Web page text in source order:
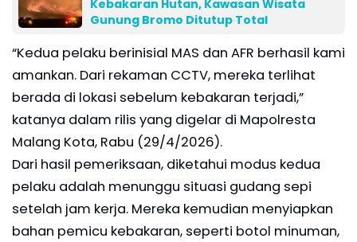
Kebakaran Hutan, Kawasan Wisata
Gunung Bromo Ditutup Total
“Kedua pelaku berinisial MAS dan AFR berhasil kami
amankan. Dari rekaman CCTV, mereka terlihat
berada di lokasi sebelum kebakaran terjadi,”
katanya dalam rilis yang digelar di Mapolresta
Malang Kota, Rabu (29/4/2026).
Dari hasil pemeriksaan, diketahui modus kedua
pelaku adalah menunggu situasi gudang sepi
setelah jam kerja. Mereka kemudian menyiapkan
bahan pemicu kebakaran, seperti botol minuman,